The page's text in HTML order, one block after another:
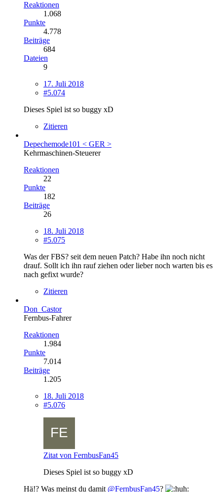
Reaktionen
1.068
Punkte
4.778
Beiträge
684
Dateien
9
17. Juli 2018
#5.074
Dieses Spiel ist so buggy xD
Zitieren
Depechemode101 < GER >
Kehrmaschinen-Steuerer
Reaktionen
22
Punkte
182
Beiträge
26
18. Juli 2018
#5.075
Was der FBS? seit dem neuen Patch? Habe ihn noch nicht
drauf. Sollt ich ihn rauf ziehen oder lieber noch warten bis es
nach gefixt wurde?
Zitieren
Don_Castor
Fernbus-Fahrer
Reaktionen
1.984
Punkte
7.014
Beiträge
1.205
18. Juli 2018
#5.076
Zitat von FernbusFan45
Dieses Spiel ist so buggy xD
Hä!? Was meinst du damit @FernbusFan45?